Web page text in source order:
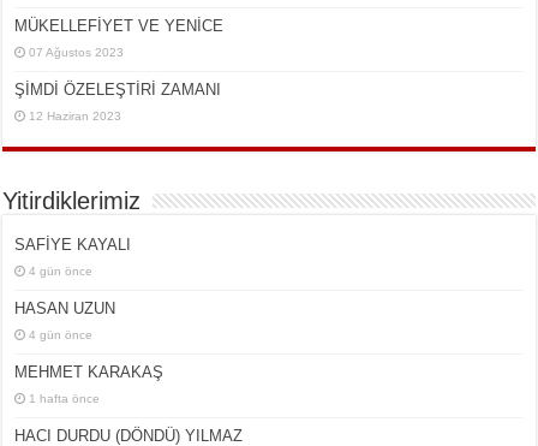
MÜKELLEFİYET VE YENİCE
07 Ağustos 2023
ŞİMDİ ÖZELEŞTİRİ ZAMANI
12 Haziran 2023
Yitirdiklerimiz
SAFİYE KAYALI
4 gün önce
HASAN UZUN
4 gün önce
MEHMET KARAKAŞ
1 hafta önce
HACI DURDU (DÖNDÜ) YILMAZ